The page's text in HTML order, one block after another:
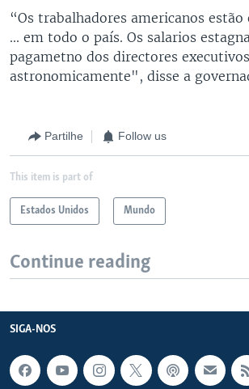
“Os trabalhadores americanos
... em todo o país. Os salarios
pagametno dos directores
astronomicamente", disse a
Partilhe Follow us
This item is part of
Estados Unidos Mundo
Continue reading
SIGA-NOS